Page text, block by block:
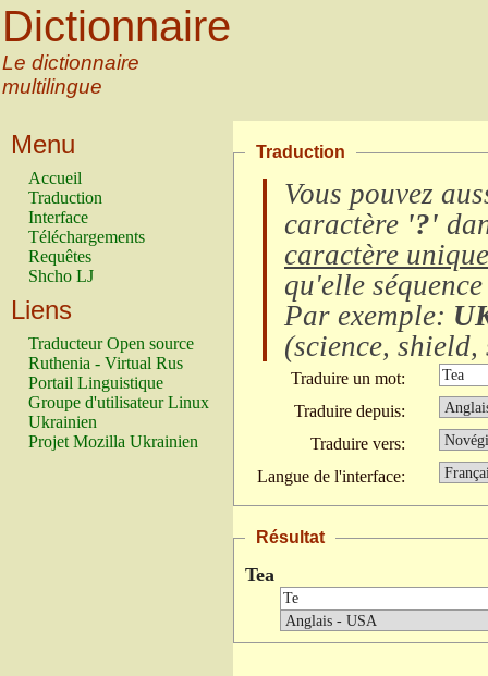
Dictionnaire
Le dictionnaire
multilingue
Menu
Accueil
Traduction
Interface
Téléchargements
Requêtes
Shcho LJ
Liens
Traducteur Open source
Ruthenia - Virtual Rus
Portail Linguistique
Groupe d'utilisateur Linux
Ukrainien
Projet Mozilla Ukrainien
Traduction
Vous pouvez
caractère '?'
caractère unique
qu'elle
Par exemple:
(science, shield,
Traduire un mot:
Traduire depuis:
Traduire vers:
Langue de l'interface:
Résultat
Tea